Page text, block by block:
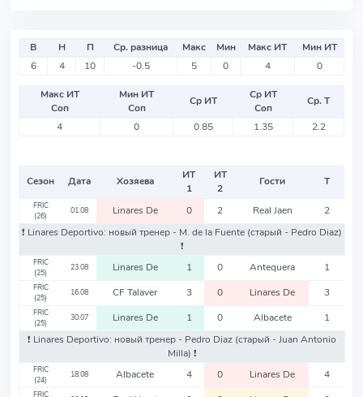
В Н П Ср. разница Макс Мин Макс ИТ
Мин ИТ
6
4 10 -0.5 5 0 4 0
Макс ИТ
Соп
Мин ИТ
Соп
Ср ИТ
Ср ИТ
Соп
Ср. Т
4
0 0.85 1.35 2.2
Сезон Дата Хозяева
ИТ
1
ИТ
2
Гости Т
FRIC
(26)
01.08 Linares De 0 2 Real Jaen
2
❗️ Linares Deportivo: новый тренер - M. de la Fuente (старый - Pedro Diaz)
❗️
FRIC
(25)
23.08 Linares De 1 0 Antequera 1
FRIC
(25)
16.08 CF Talaver 3 0 Linares De 3
FRIC
(25)
30.07 Linares De 1 0 Albacete
1
❗️ Linares Deportivo: новый тренер - Pedro Diaz (старый - Juan Antonio
Milla) ❗️
FRIC
(24)
18.08 Albacete 4 0 Linares De 4
FRIC